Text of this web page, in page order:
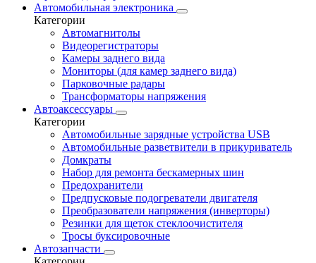
Автомобильная электроника
Категории
Автомагнитолы
Видеорегистраторы
Камеры заднего вида
Мониторы (для камер заднего вида)
Парковочные радары
Трансформаторы напряжения
Автоаксессуары
Категории
Автомобильные зарядные устройства USB
Автомобильные разветвители в прикуриватель
Домкраты
Набор для ремонта бескамерных шин
Предохранители
Предпусковые подогреватели двигателя
Преобразователи напряжения (инверторы)
Резинки для щеток стеклоочистителя
Тросы буксировочные
Автозапчасти